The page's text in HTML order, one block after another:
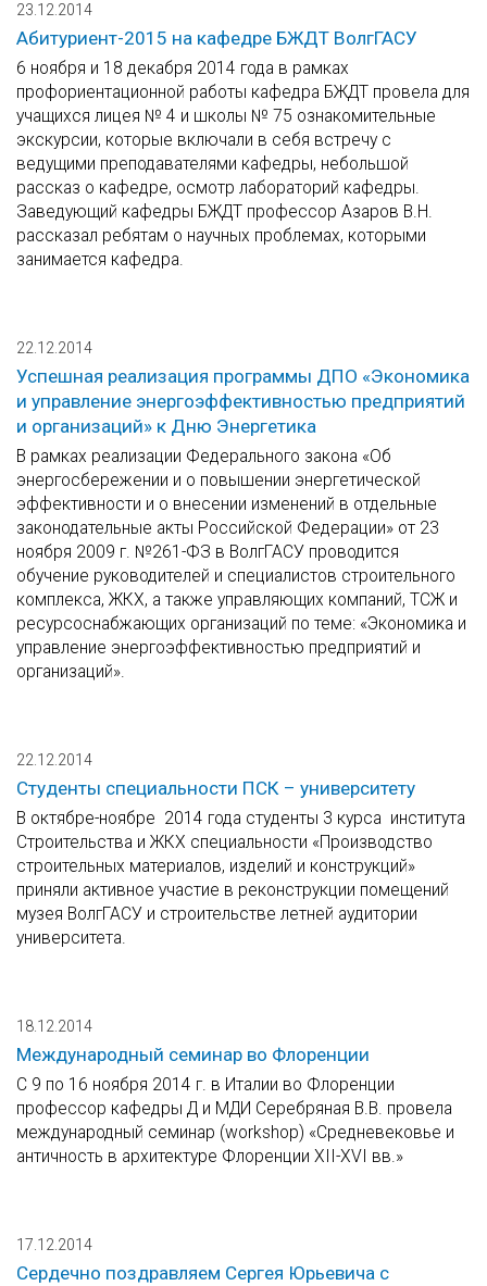
23.12.2014
Абитуриент-2015 на кафедре БЖДТ ВолгГАСУ
6 ноября и 18 декабря 2014 года в рамках
профориентационной работы кафедра БЖДТ провела для
учащихся лицея № 4 и школы № 75 ознакомительные
экскурсии, которые включали в себя встречу с
ведущими преподавателями кафедры, небольшой
рассказ о кафедре, осмотр лабораторий кафедры.
Заведующий кафедры БЖДТ профессор Азаров В.Н.
рассказал ребятам о научных проблемах, которыми
занимается кафедра.
22.12.2014
Успешная реализация программы ДПО «Экономика
и управление энергоэффективностью предприятий
и организаций» к Дню Энергетика
В рамках реализации Федерального закона «Об
энергосбережении и о повышении энергетической
эффективности и о внесении изменений в отдельные
законодательные акты Российской Федерации» от 23
ноября 2009 г. №261-ФЗ в ВолгГАСУ проводится
обучение руководителей и специалистов строительного
комплекса, ЖКХ, а также управляющих компаний, ТСЖ и
ресурсоснабжающих организаций по теме: «Экономика и
управление энергоэффективностью предприятий и
организаций».
22.12.2014
Студенты специальности ПСК – университету
В октябре-ноябре 2014 года студенты 3 курса института
Строительства и ЖКХ специальности «Производство
строительных материалов, изделий и конструкций»
приняли активное участие в реконструкции помещений
музея ВолгГАСУ и строительстве летней аудитории
университета.
18.12.2014
Международный семинар во Флоренции
С 9 по 16 ноября 2014 г. в Италии во Флоренции
профессор кафедры Д и МДИ Серебряная В.В. провела
международный семинар (workshop) «Средневековье и
античность в архитектуре Флоренции XII-XVI вв.»
17.12.2014
Сердечно поздравляем Сергея Юрьевича с